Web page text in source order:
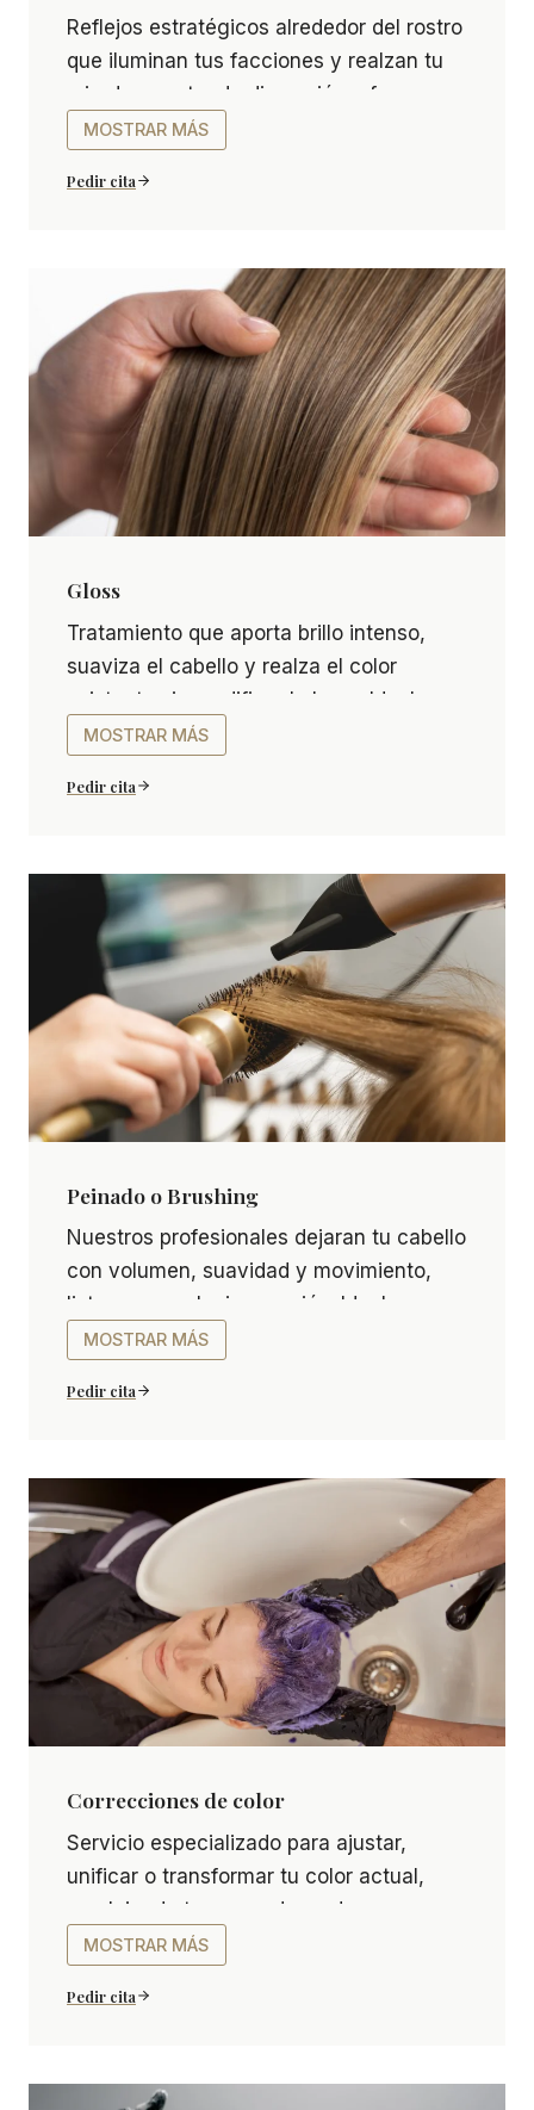
Reflejos estratégicos alrededor del rostro
que iluminan tus facciones y realzan tu
mirada, aportando dimensión y frescura
al cabello.
MOSTRAR MÁS
Pedir cita
Gloss Tratamiento que aporta brillo intenso,
Gloss
Tratamiento que aporta brillo intenso,
suaviza el cabello y realza el color
existente sin modificar la base. Ideal para
cabellos apagados o tras la
MOSTRAR MÁS
Pedir cita
Peinado o Brushing Nuestros profesionales
Peinado o Brushing
Nuestros profesionales dejaran tu cabello
con volumen, suavidad y movimiento,
listo para cualquier ocasión. Ideal para
realzar tu estilo y lucir un acabado
MOSTRAR MÁS
Pedir cita
Correcciones de color Servicio especializado
Correcciones de color
Servicio especializado para ajustar,
unificar o transformar tu color actual,
resolviendo tonos no deseados o
cambios drásticos. Perfecto para
cabello.
MOSTRAR MÁS
Pedir cita